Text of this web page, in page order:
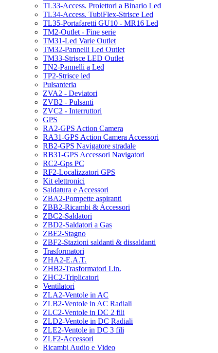
TL33-Access. Proiettori a Binario Led
TL34-Access. TubiFlex-Strisce Led
TL35-Portafaretti GU10 - MR16 Led
TM2-Outlet - Fine serie
TM31-Led Varie Outlet
TM32-Pannelli Led Outlet
TM33-Strisce LED Outlet
TN2-Pannelli a Led
TP2-Strisce led
Pulsanteria
ZVA2 - Deviatori
ZVB2 - Pulsanti
ZVC2 - Interruttori
GPS
RA2-GPS Action Camera
RA31-GPS Action Camera Accessori
RB2-GPS Navigatore stradale
RB31-GPS Accessori Navigatori
RC2-Gps PC
RF2-Localizzatori GPS
Kit elettronici
Saldatura e Accessori
ZBA2-Pompette aspiranti
ZBB2-Ricambi & Accessori
ZBC2-Saldatori
ZBD2-Saldatori a Gas
ZBE2-Stagno
ZBF2-Stazioni saldanti & dissaldanti
Trasformatori
ZHA2-E.A.T.
ZHB2-Trasformatori Lin.
ZHC2-Triplicatori
Ventilatori
ZLA2-Ventole in AC
ZLB2-Ventole in AC Radiali
ZLC2-Ventole in DC 2 fili
ZLD2-Ventole in DC Radiali
ZLE2-Ventole in DC 3 fili
ZLF2-Accessori
Ricambi Audio e Video